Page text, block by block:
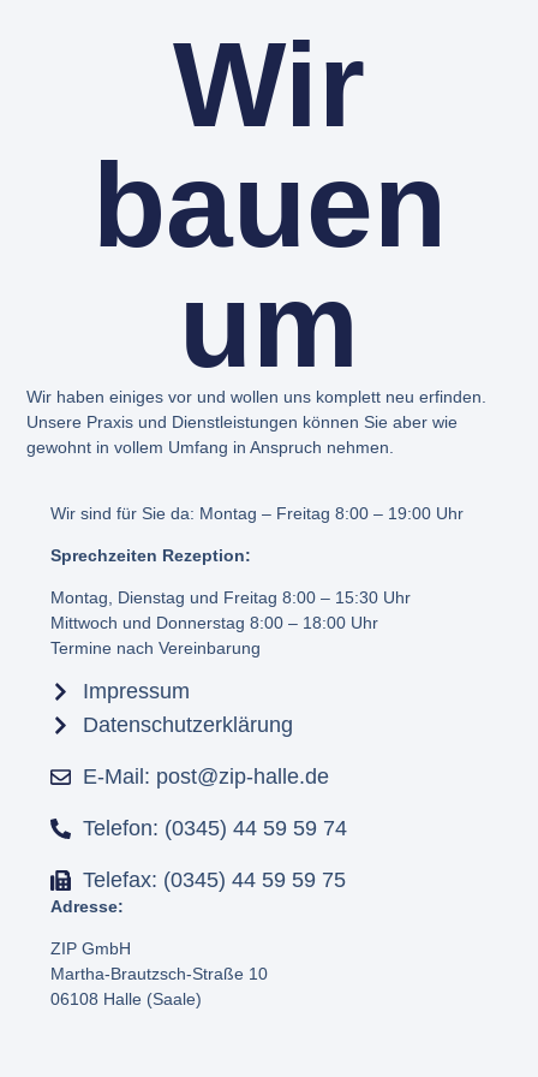
Wir
bauen
um
Wir haben einiges vor und wollen uns komplett neu erfinden.
Unsere Praxis und Dienstleistungen können Sie aber wie
gewohnt in vollem Umfang in Anspruch nehmen.
Wir sind für Sie da: Montag – Freitag 8:00 – 19:00 Uhr
Sprechzeiten Rezeption:
Montag, Dienstag und Freitag 8:00 – 15:30 Uhr
Mittwoch und Donnerstag 8:00 – 18:00 Uhr
Termine nach Vereinbarung
Impressum
Datenschutzerklärung
E-Mail: post@zip-halle.de
Telefon: (0345) 44 59 59 74
Telefax: (0345) 44 59 59 75
Adresse:
ZIP GmbH
Martha-Brautzsch-Straße 10
06108 Halle (Saale)